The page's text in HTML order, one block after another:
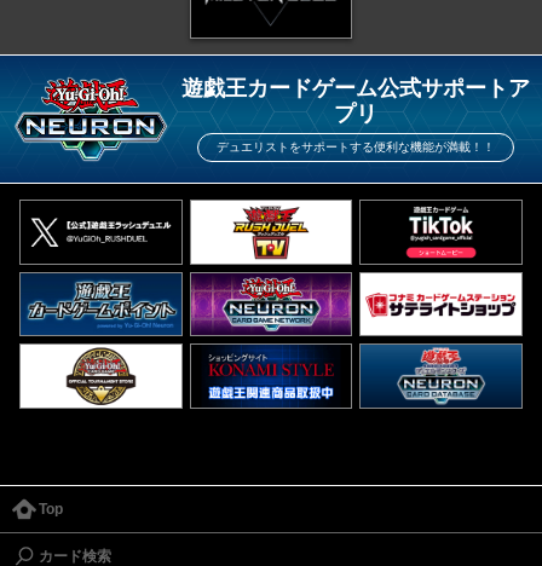
遊戯王カードゲーム公式サポートア
プリ
デュエリストをサポートする便利な機能が満載！！
Top
カード検索